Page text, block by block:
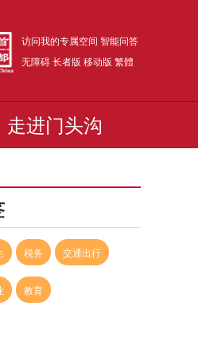
访问我的专属空间 智能问答
无障碍长者版 移动版 繁體
走进门头沟
税务 交通出行
教育